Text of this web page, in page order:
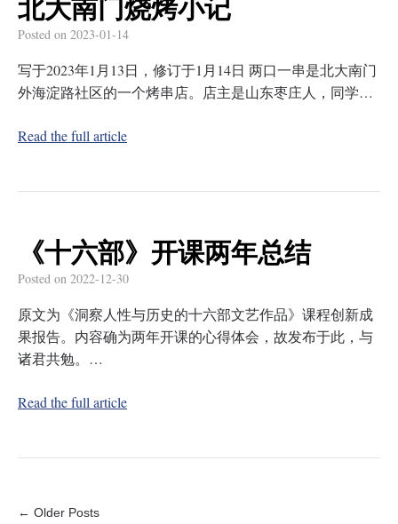
北大南门烧烤小记
Posted on 2023-01-14
写于2023年1月13日，修订于1月14日 两口一串是北大南门
外海淀路社区的一个烤串店。店主是山东枣庄人，同学…
Read the full article
《十六部》开课两年总结
Posted on 2022-12-30
原文为《洞察人性与历史的十六部文艺作品》课程创新成
果报告。内容确为两年开课的心得体会，故发布于此，与
诸君共勉。…
Read the full article
← Older Posts